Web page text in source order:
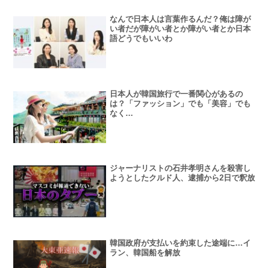
なんで日本人は言葉作るんだ？俺は障が
い者だが障がい者とか障がい者とか日本
語どうでもいいわ
日本人が韓国旅行で一番関心があるの
は？「ファッション」でも「美容」でも
なく…
ジャーナリストの石井孝明さんを殺害し
ようとしたクルド人、逮捕から2日で釈放
韓国政府が支払いを約束した途端に…イ
ラン、韓国船を解放